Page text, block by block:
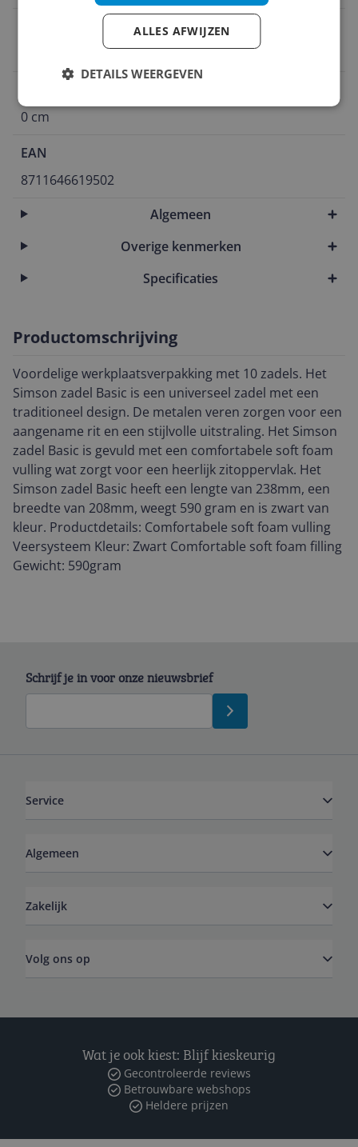
0 cm
EAN
8711646619502
Algemeen
Overige kenmerken
Specificaties
Productomschrijving
Voordelige werkplaatsverpakking met 10 zadels. Het
Simson zadel Basic is een universeel zadel met een
traditioneel design. De metalen veren zorgen voor een
aangename rit en een stijlvolle uitstraling. Het Simson
zadel Basic is gevuld met een comfortabele soft foam
vulling wat zorgt voor een heerlijk zitoppervlak. Het
Simson zadel Basic heeft een lengte van 238mm, een
breedte van 208mm, weegt 590 gram en is zwart van
kleur. Productdetails: Comfortabele soft foam vulling
Veersysteem Kleur: Zwart Comfortable soft foam filling
Gewicht: 590gram
Schrijf je in voor onze nieuwsbrief
Service
Algemeen
Zakelijk
Volg ons op
Wat je ook kiest: Blijf kieskeurig
Gecontroleerde reviews
Betrouwbare webshops
Heldere prijzen
ALLES AFWIJZEN
DETAILS WEERGEVEN